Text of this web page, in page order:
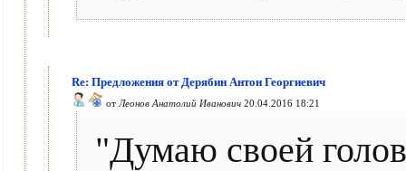
Re: Предложения от Дерябин Антон Георгиевич
от Леонов Анатолий Иванович 20.04.2016 18:21
"Думаю своей